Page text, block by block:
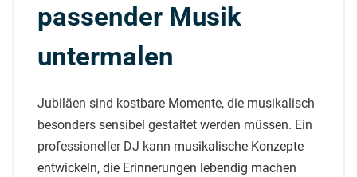
passender Musik
untermalen
Jubiläen sind kostbare Momente, die musikalisch
besonders sensibel gestaltet werden müssen. Ein
professioneller DJ kann musikalische Konzepte
entwickeln, die Erinnerungen lebendig machen